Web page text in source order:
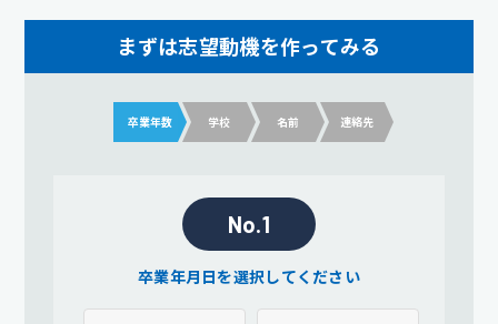
まずは志望動機を作ってみる
卒業年数 学校 名前 連絡先
No.1
卒業年月日を選択してください